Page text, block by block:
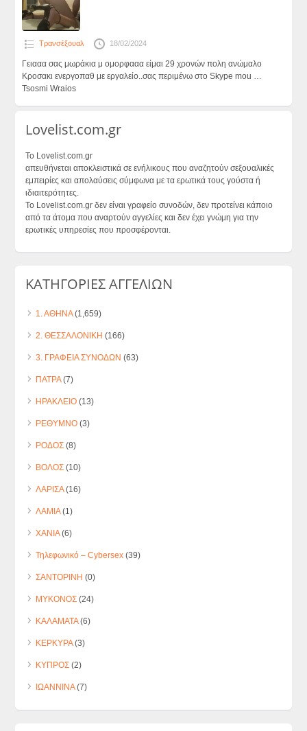
Τρανσέξουαλ 18/02/2024
Γειααα σας μωράκια μ ομορφααα είμαι 29 χρονών πολη ανώμαλο
Κροσακι ενεργοπαθ με εργαλείο..σας περιμένω στο Skype mou …
Tsosmi Wraios
Lovelist.com.gr
Το Lovelist.com.gr
απευθήνεται αποκλειστικά σε ενήλικους που αναζητούν σεξουαλικές
εμπειρίες και απολαύσεις σύμφωνα με τα ερωτικά τους γούστα ή
ιδιαιτερότητες.
Το Lovelist.com.gr δεν είναι γραφείο συνοδών, δεν προτείνει κάποιο
από τα άτομα που αναρτούν αγγελίες και δεν έχει γνώμη για την
ερωτικές υπηρεσίες που προσφέρονται.
ΚΑΤΗΓΟΡΙΕΣ ΑΓΓΕΛΙΩΝ
1. ΑΘΗΝΑ(1,659)
2. ΘΕΣΣΑΛΟΝΙΚΗ (166)
3. ΓΡΑΦΕΙΑ ΣΥΝΟΔΩΝ (63)
ΠΑΤΡΑ(7)
ΗΡΑΚΛΕΙΟ (13)
ΡΕΘΥΜΝΟ (3)
ΡΟΔΟΣ (8)
ΒΟΛΟΣ (10)
ΛΑΡΙΣΑ(16)
ΛΑΜΙΑ(1)
ΧΑΝΙΑ(6)
Τηλεφωνικό – Cybersex (39)
ΣΑΝΤΟΡΙΝΗ (0)
ΜΥΚΟΝΟΣ (24)
ΚΑΛΑΜΑΤΑ(6)
ΚΕΡΚΥΡΑ(3)
ΚΥΠΡΟΣ (2)
ΙΩΑΝΝΙΝΑ(7)